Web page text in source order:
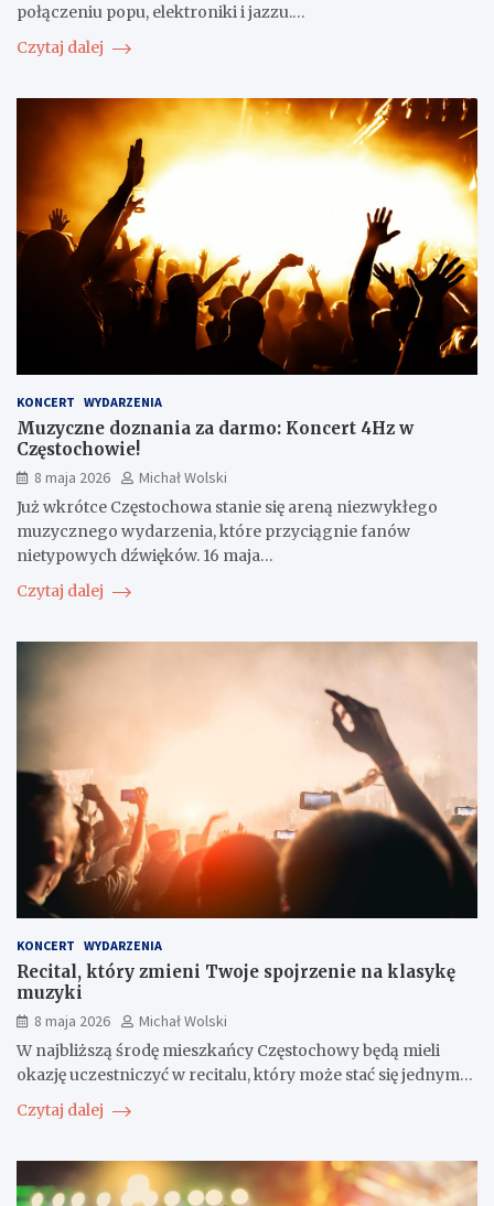
połączeniu popu, elektroniki i jazzu.…
Czytaj dalej
KONCERT WYDARZENIA
Muzyczne doznania za darmo: Koncert 4Hz w
Częstochowie!
8 maja 2026
Michał Wolski
Już wkrótce Częstochowa stanie się areną niezwykłego
muzycznego wydarzenia, które przyciągnie fanów
nietypowych dźwięków. 16 maja…
Czytaj dalej
KONCERT WYDARZENIA
Recital, który zmieni Twoje spojrzenie na klasykę
muzyki
8 maja 2026
Michał Wolski
W najbliższą środę mieszkańcy Częstochowy będą mieli
okazję uczestniczyć w recitalu, który może stać się jednym…
Czytaj dalej